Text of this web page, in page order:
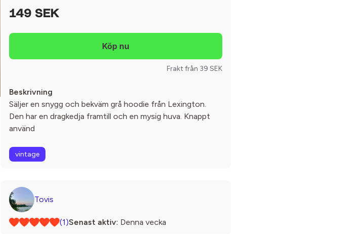
149 SEK
Frakt från 39 SEK
Beskrivning
Säljer en snygg och bekväm grå hoodie från Lexington.
Den har en dragkedja framtill och en mysig huva. Knappt
använd
vintage
Tovis
(1)Senast aktiv: Denna vecka